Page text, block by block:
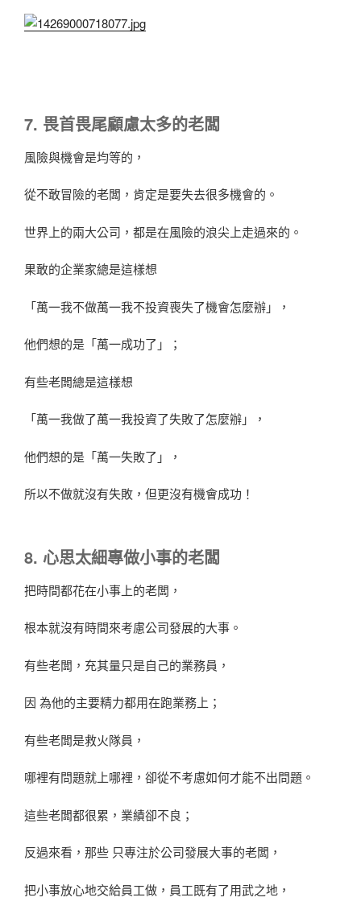
7. 畏首畏尾顧慮太多的老闆
風險與機會是均等的，
從不敢冒險的老闆，肯定是要失去很多機會的。
世界上的兩大公司，都是在風險的浪尖上走過來的。
果敢的企業家總是這樣想
「萬一我不做萬一我不投資喪失了機會怎麼辦」，
他們想的是「萬一成功了」；
有些老闆總是這樣想
「萬一我做了萬一我投資了失敗了怎麼辦」，
他們想的是「萬一失敗了」，
所以不做就沒有失敗，但更沒有機會成功！
8. 心思太細專做小事的老闆
把時間都花在小事上的老闆，
根本就沒有時間來考慮公司發展的大事。
有些老闆，充其量只是自己的業務員，
因 為他的主要精力都用在跑業務上；
有些老闆是救火隊員，
哪裡有問題就上哪裡，卻從不考慮如何才能不出問題。
這些老闆都很累，業績卻不良；
反過來看，那些 只專注於公司發展大事的老闆，
把小事放心地交給員工做，員工既有了用武之地，